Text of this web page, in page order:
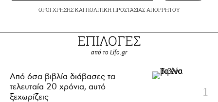
ΟΡΟΙ ΧΡΗΣΗΣΚΑΙ ΠΟΛΙΤΙΚΗ ΠΡΟΣΤΑΣΙΑΣ ΑΠΟΡΡΗΤΟΥ
ΕΠΙΛΟΓΕΣ
από το Lifo.gr
Από όσα βιβλία διάβασες τα
τελευταία 20 χρόνια, αυτό
ξεχωρίζεις